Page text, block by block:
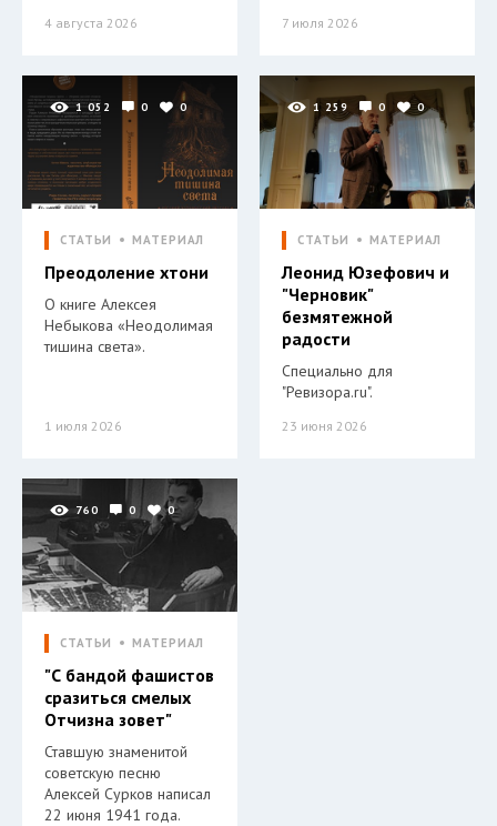
4 августа 2026 7 июля 2026
1 052 0 0
СТАТЬИ МАТЕРИАЛ
Преодоление хтони
О книге Алексея
Небыкова «Неодолимая
тишина света».
1 июля 2026
1 259 0 0
СТАТЬИ МАТЕРИАЛ
Леонид Юзефович и
"Черновик"
безмятежной
радости
Специально для
"Ревизора.ru".
23 июня 2026
760 0 0
СТАТЬИ МАТЕРИАЛ
"С бандой фашистов
сразиться смелых
Отчизна зовет"
Ставшую знаменитой
советскую песню
Алексей Сурков написал
22 июня 1941 года.